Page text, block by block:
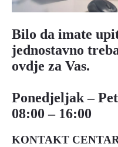
Bilo da imate
jednostavno
ovdje za Vas.
Ponedjeljak –
08:00 – 16:00
KONTAKT